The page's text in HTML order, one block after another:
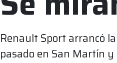
Renault Sport arrancó
pasado en San Martín